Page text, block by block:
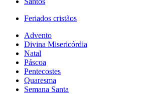
Feriados cristãos
Advento
Divina Misericórdia
Natal
Páscoa
Pentecostes
Quaresma
Semana Santa